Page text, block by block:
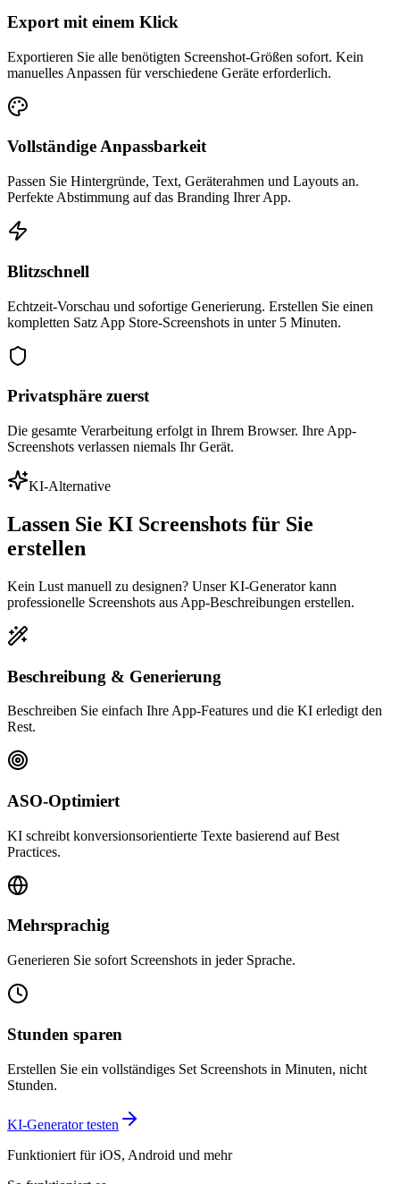
Export mit einem Klick
Exportieren Sie alle benötigten Screenshot-Größen sofort. Kein
manuelles Anpassen für verschiedene Geräte erforderlich.
Vollständige Anpassbarkeit
Passen Sie Hintergründe, Text, Geräterahmen und Layouts an.
Perfekte Abstimmung auf das Branding Ihrer App.
Blitzschnell
Echtzeit-Vorschau und sofortige Generierung. Erstellen Sie einen
kompletten Satz App Store-Screenshots in unter 5 Minuten.
Privatsphäre zuerst
Die gesamte Verarbeitung erfolgt in Ihrem Browser. Ihre App-
Screenshots verlassen niemals Ihr Gerät.
KI-Alternative
Lassen Sie KI Screenshots für Sie
erstellen
Kein Lust manuell zu designen? Unser KI-Generator kann
professionelle Screenshots aus App-Beschreibungen erstellen.
Beschreibung & Generierung
Beschreiben Sie einfach Ihre App-Features und die KI erledigt den
Rest.
ASO-Optimiert
KI schreibt konversionsorientierte Texte basierend auf Best
Practices.
Mehrsprachig
Generieren Sie sofort Screenshots in jeder Sprache.
Stunden sparen
Erstellen Sie ein vollständiges Set Screenshots in Minuten, nicht
Stunden.
KI-Generator testen
Funktioniert für iOS, Android und mehr